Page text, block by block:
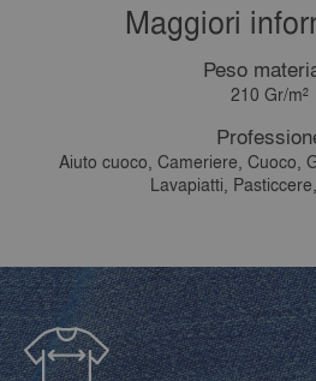
Maggiori
Peso
210 Gr/m²
Aiuto cuoco, Cameriere, Cuoco,
Lavapiatti,